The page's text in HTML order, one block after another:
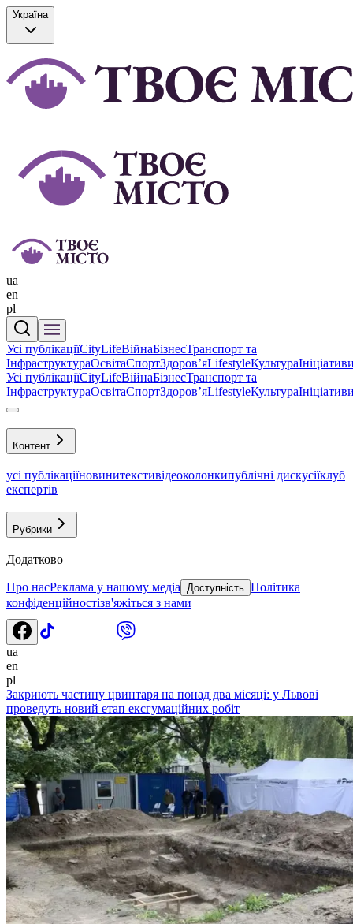
Україна
ua
en
pl
Усі публікаціїCityLifeВійнаБізнесТранспорт та
ІнфраструктураОсвітаСпортЗдоровʼяLifestyleКультура
Усі публікаціїCityLifeВійнаБізнесТранспорт та
ІнфраструктураОсвітаСпортЗдоровʼяLifestyleКультура
Контент
усі публікаціїновинитекстивідеоколонкипублічні дискусіїклуб
експертів
Рубрики
Додатково
Про насРеклама у нашому медіа Доступність Політика
конфіденційностізв'яжіться з нами
ua
en
pl
Закриють частину цвинтаря на понад два місяці: у Львові
проведуть новий етап ексгумаційних робіт